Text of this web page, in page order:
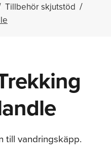
Tillbehör skjutstöd
till vandringskäpp.